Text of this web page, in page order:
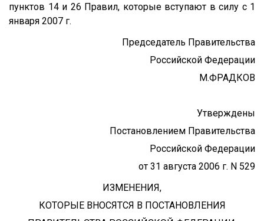
пунктов 14 и 26 Правил, которые вступают в силу с 1
января 2007 г.
Председатель Правительства
Российской Федерации
М.ФРАДКОВ
Утверждены
Постановлением Правительства
Российской Федерации
от 31 августа 2006 г. N 529
ИЗМЕНЕНИЯ,
КОТОРЫЕ ВНОСЯТСЯ В ПОСТАНОВЛЕНИЯ